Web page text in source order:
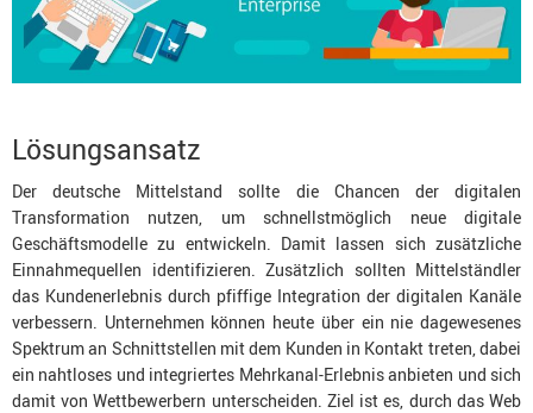
Lösungsansatz
Der deutsche Mittelstand sollte die Chancen der digitalen
Transformation nutzen, um schnellstmöglich neue digitale
Geschäftsmodelle zu entwickeln. Damit lassen sich zusätzliche
Einnahmequellen identifizieren. Zusätzlich sollten Mittelständler
das Kundenerlebnis durch pfiffige Integration der digitalen Kanäle
verbessern. Unternehmen können heute über ein nie dagewesenes
Spektrum an Schnittstellen mit dem Kunden in Kontakt treten, dabei
ein nahtloses und integriertes Mehrkanal-Erlebnis anbieten und sich
damit von Wettbewerbern unterscheiden. Ziel ist es, durch das Web